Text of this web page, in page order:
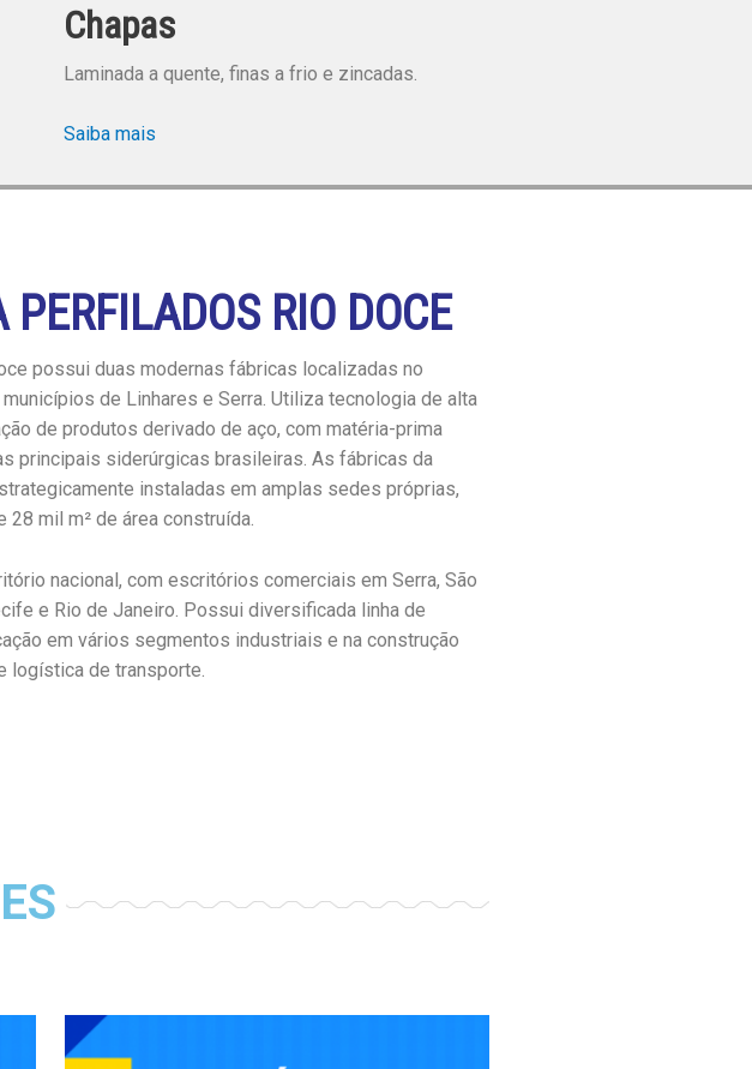
Chapas
Laminada a quente, finas a frio e zincadas.
Saiba mais
PERFILADOS RIO DOCE
possui duas modernas fábricas localizadas no
de Linhares e Serra. Utiliza tecnologia de alta
de produtos derivado de aço, com matéria-prima
principais siderúrgicas brasileiras. As fábricas da
instaladas em amplas sedes próprias,
mil m² de área construída.
nacional, com escritórios comerciais em Serra, São
e Rio de Janeiro. Possui diversificada linha de
em vários segmentos industriais e na construção
logística de transporte.